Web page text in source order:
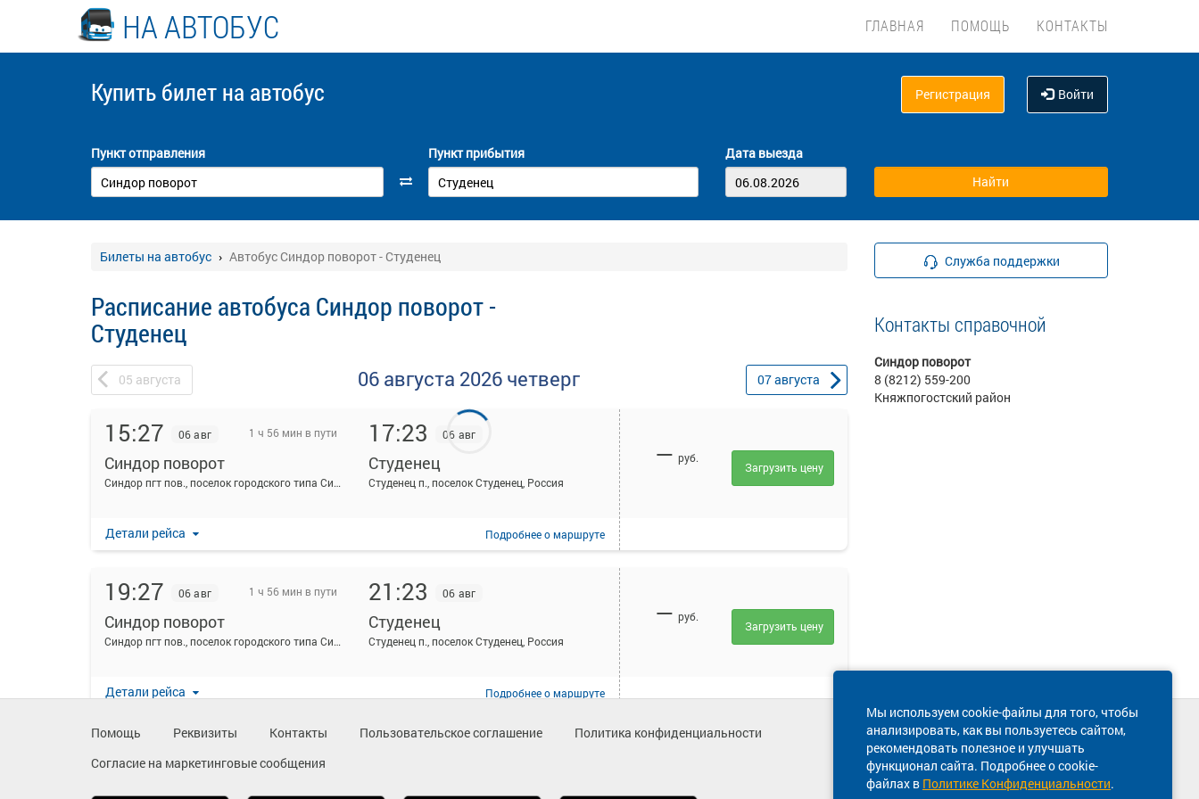
НА АВТОБУС ГЛАВНАЯ ПОМОЩЬ КОНТАКТЫ
Купить билет на автобус Регистрация Войти
Пункт отправления Пункт прибытия Дата выезда
Билеты на автобус Автобус Синдор поворот - Студенец
Расписание автобуса Синдор поворот -
Студенец
05 августа 06 августа 2026 четверг 07августа
15:27 06 авг 1 ч 56 мин в пути
Синдор поворот
Синдор пгт пов., поселок городского типа Синдор, Россия
17:23 06 авг
Студенец
Студенец п., поселок Студенец, Россия
Детали рейса Подробнеео маршруте
— руб.
Загрузить цену
19:27 06 авг 1 ч 56 мин в пути
Синдор поворот
Синдор пгт пов., поселок городского типа Синдор, Россия
21:23 06 авг
Студенец
Студенец п., поселок Студенец, Россия
Детали рейса Подробнеео маршруте
— руб.
Загрузить цену
Служба поддержки
Контакты справочной
Синдор поворот
8 (8212) 559-200
Княжпогостский район
Мы используем cookie-файлы для того, чтобы
анализировать, как вы пользуетесь сайтом,
рекомендовать полезное и улучшать
функционал сайта. Подробнее о cookie-
файлах в Политике Конфиденциальности.
Помощь Реквизиты Контакты Пользовательское соглашение
Политика конфиденциальности
Согласие на маркетинговые сообщения
Техническая поддержка сайта
8 800 600-03-38